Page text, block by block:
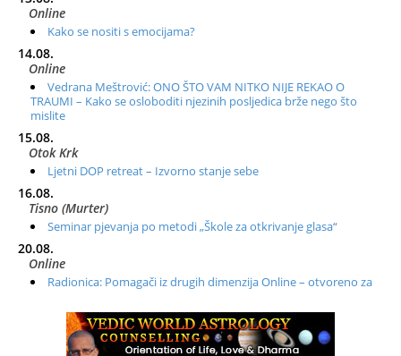
Online
Kako se nositi s emocijama?
14.08.
Online
Vedrana Meštrović: ONO ŠTO VAM NITKO NIJE REKAO O
TRAUMI – Kako se osloboditi njezinih posljedica brže nego što
mislite
15.08.
Otok Krk
Ljetni DOP retreat – Izvorno stanje sebe
16.08.
Tisno (Murter)
Seminar pjevanja po metodi „Škole za otkrivanje glasa“
20.08.
Online
Radionica: Pomagači iz drugih dimenzija Online – otvoreno za
Zagreb+Online
Osnovni ThetaHealing® tečaj, Zagreb i Online